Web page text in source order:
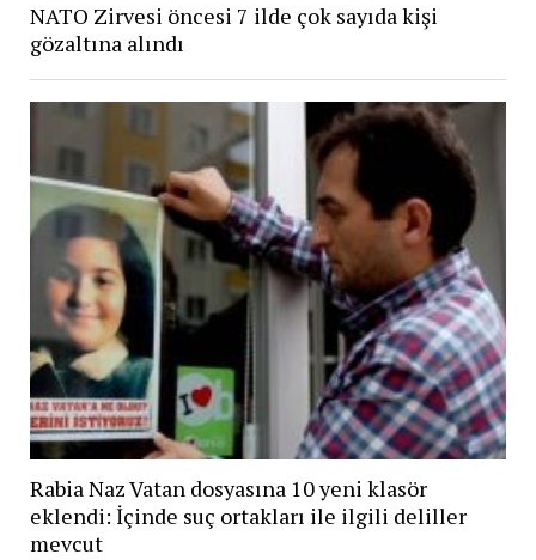
NATO Zirvesi öncesi 7 ilde çok sayıda kişi
gözaltına alındı
Rabia Naz Vatan dosyasına 10 yeni klasör
eklendi: İçinde suç ortakları ile ilgili deliller
mevcut